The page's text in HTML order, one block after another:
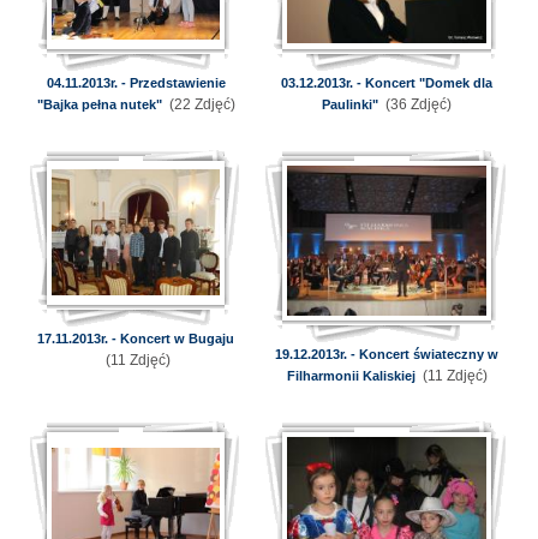
04.11.2013r. - Przedstawienie
"Bajka pełna nutek" (22 Zdjęć)
03.12.2013r. - Koncert "Domek dla
Paulinki" (36 Zdjęć)
17.11.2013r. - Koncert w Bugaju
(11 Zdjęć)
19.12.2013r. - Koncert świateczny w
Filharmonii Kaliskiej (11 Zdjęć)